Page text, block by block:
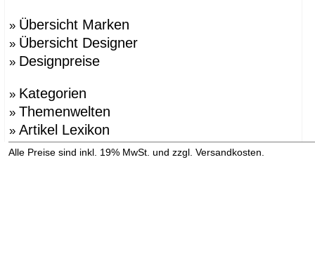
» Übersicht Marken
» Übersicht Designer
» Designpreise
» Kategorien
» Themenwelten
» Artikel Lexikon
Alle Preise sind inkl. 19% MwSt. und zzgl. Versandkosten.